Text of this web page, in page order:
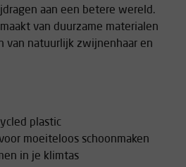
aan een betere wereld.
van duurzame materialen
van natuurlijk zwijnenhaar en
plastic
moeiteloos schoonmaken
in je klimtas